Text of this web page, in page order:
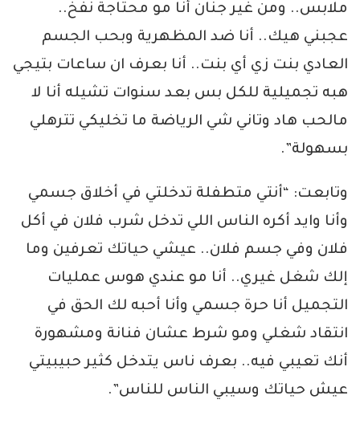
ملابس.. ومن غير جنان أنا مو محتاجة نفخ..
عجبني هيك.. أنا ضد المظهرية وبحب الجسم
العادي بنت زي أي بنت.. أنا بعرف ان ساعات بتيجي
هبه تجميلية للكل بس بعد سنوات تشيله أنا لا
مالحب هاد وتاني شي الرياضة ما تخليكي تترهلي
بسهولة”.
وتابعت: “أنتي متطفلة تدخلتي في أخلاق جسمي
وأنا وايد أكره الناس اللي تدخل شرب فلان في أكل
فلان وفي جسم فلان.. عيشي حياتك تعرفين وما
إلك شغل غيري.. أنا مو عندي هوس عمليات
التجميل أنا حرة جسمي وأنا أحبه لك الحق في
انتقاد شغلي ومو شرط عشان فنانة ومشهورة
أنك تعيبي فيه.. بعرف ناس يتدخل كثير حبيبيتي
عيش حياتك وسيبي الناس للناس”.